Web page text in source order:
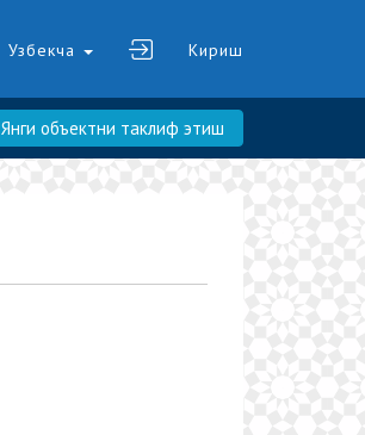
Узбекча Кириш
Янги объектни таклиф этиш